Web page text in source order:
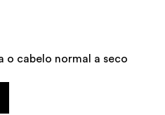
o cabelo normal a seco